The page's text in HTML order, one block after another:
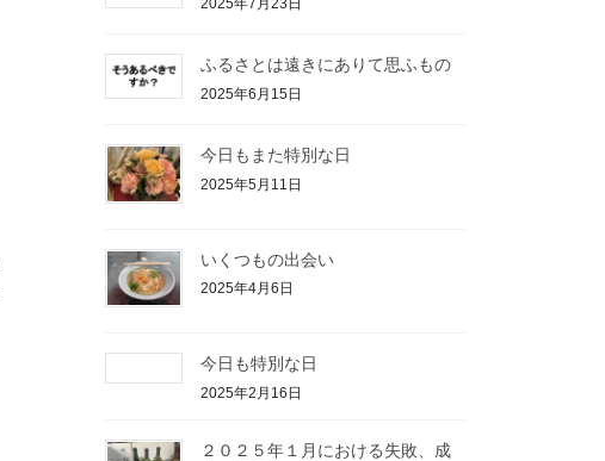
ふるさとは遠きにありて思ふもの
2025年6月15日
今日もまた特別な日
2025年5月11日
いくつもの出会い
2025年4月6日
今日も特別な日
2025年2月16日
２０２５年１月における失敗、成